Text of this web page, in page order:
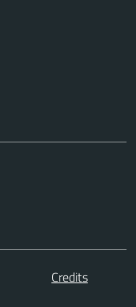
Credits